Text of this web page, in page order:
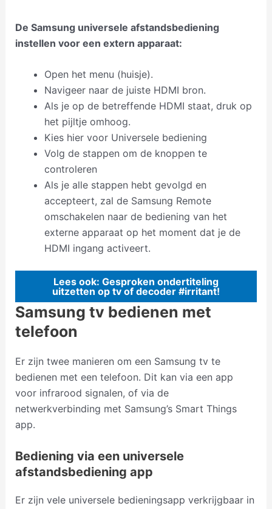
De Samsung universele afstandsbediening
instellen voor een extern apparaat:
Open het menu (huisje).
Navigeer naar de juiste HDMI bron.
Als je op de betreffende HDMI staat, druk op
het pijltje omhoog.
Kies hier voor Universele bediening
Volg de stappen om de knoppen te
controleren
Als je alle stappen hebt gevolgd en
accepteert, zal de Samsung Remote
omschakelen naar de bediening van het
externe apparaat op het moment dat je de
HDMI ingang activeert.
Lees ook: Gesproken ondertiteling
uitzetten op tv of decoder #irritant!
Samsung tv bedienen met
telefoon
Er zijn twee manieren om een Samsung tv te
bedienen met een telefoon. Dit kan via een app
voor infrarood signalen, of via de
netwerkverbinding met Samsung’s Smart Things
app.
Bediening via een universele
afstandsbediening app
Er zijn vele universele bedieningsapp verkrijgbaar in